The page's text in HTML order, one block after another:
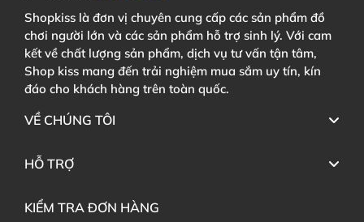
Shopkiss là đơn vị chuyên cung cấp các sản phẩm đồ
chơi người lớn và các sản phẩm hỗ trợ sinh lý. Với cam
kết về chất lượng sản phẩm, dịch vụ tư vấn tận tâm,
Shop kiss mang đến trải nghiệm mua sắm uy tín, kín
đáo cho khách hàng trên toàn quốc.
VỀ CHÚNG TÔI
HỖ TRỢ
KIỂM TRA ĐƠN HÀNG